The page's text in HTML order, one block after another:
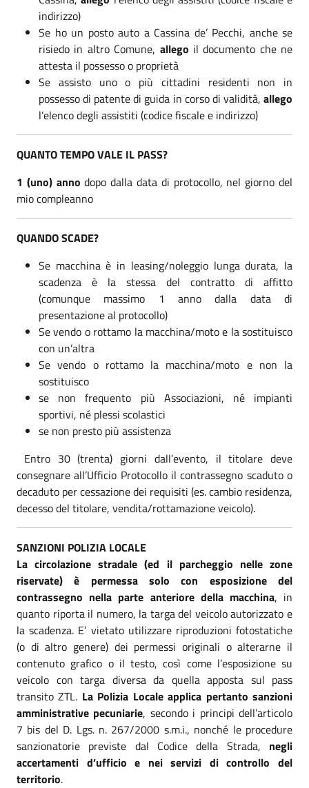
indirizzo)
Se ho un posto auto a Cassina de’ Pecchi, anche se
risiedo in altro Comune, allego il documento che ne
attesta il possesso o proprietà
Se assisto uno o più cittadini residenti non in
possesso di patente di guida in corso di validità, allego
l’elenco degli assistiti (codice fiscale e indirizzo)
QUANTO TEMPO VALE IL PASS?
1 (uno) anno dopo dalla data di protocollo, nel giorno del
mio compleanno
QUANDO SCADE?
Se macchina è in leasing/noleggio lunga durata, la
scadenza è la stessa del contratto di affitto
(comunque massimo 1 anno dalla data di
presentazione al protocollo)
Se vendo o rottamo la macchina/moto e la sostituisco
con un’altra
Se vendo o rottamo la macchina/moto e non la
sostituisco
se non frequento più Associazioni, né impianti
sportivi, né plessi scolastici
se non presto più assistenza
Entro 30 (trenta) giorni dall’evento, il titolare deve
consegnare all’Ufficio Protocollo il contrassegno scaduto o
decaduto per cessazione dei requisiti (es. cambio residenza,
decesso del titolare, vendita/rottamazione veicolo).
SANZIONI POLIZIA LOCALE
La circolazione stradale (ed il parcheggio nelle zone
riservate) è permessa solo con esposizione del
contrassegno nella parte anteriore della macchina, in
quanto riporta il numero, la targa del veicolo autorizzato e
la scadenza. E’ vietato utilizzare riproduzioni fotostatiche
(o di altro genere) dei permessi originali o alterarne il
contenuto grafico o il testo, così come l’esposizione su
veicolo con targa diversa da quella apposta sul pass
transito ZTL. La Polizia Locale applica pertanto sanzioni
amministrative pecuniarie, secondo i principi dell’articolo
7 bis del D. Lgs. n. 267/2000 s.m.i., nonché le procedure
sanzionatorie previste dal Codice della Strada, negli
accertamenti d’ufficio e nei servizi di controllo del
territorio.